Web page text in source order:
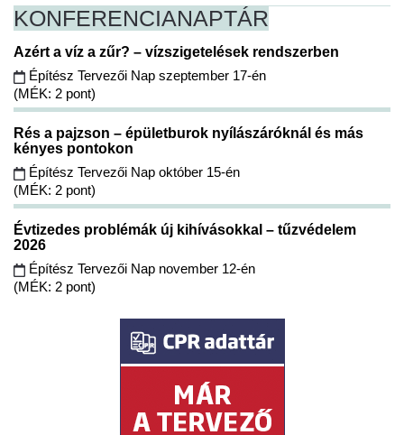
KONFERENCIANAPTÁR
Azért a víz a zűr? – vízszigetelések rendszerben
Építész Tervezői Nap szeptember 17-én
(MÉK: 2 pont)
Rés a pajzson – épületburok nyílászáróknál és más
kényes pontokon
Építész Tervezői Nap október 15-én
(MÉK: 2 pont)
Évtizedes problémák új kihívásokkal – tűzvédelem
2026
Építész Tervezői Nap november 12-én
(MÉK: 2 pont)